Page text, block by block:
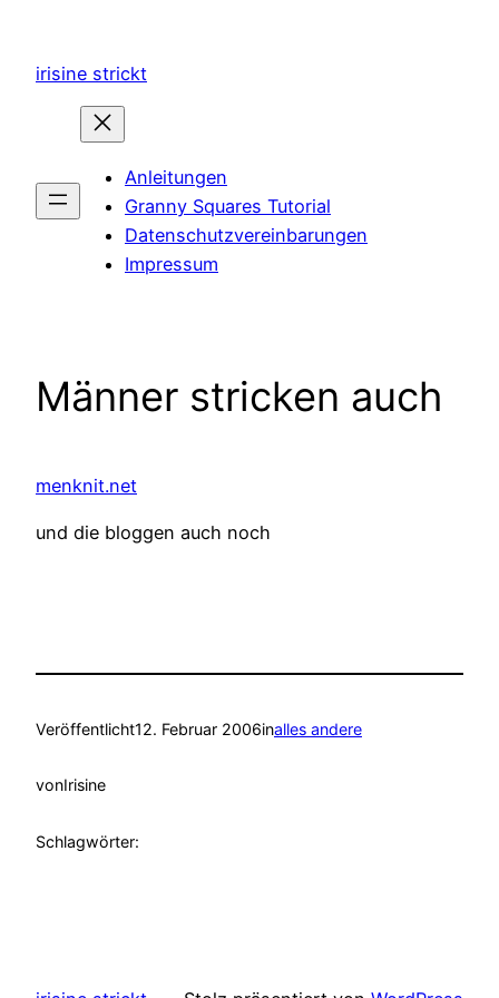
springen
irisine strickt
Anleitungen
Granny Squares Tutorial
Datenschutzvereinbarungen
Impressum
Männer stricken auch
menknit.net
und die bloggen auch noch
Veröffentlicht12. Februar 2006inalles andere
vonIrisine
Schlagwörter: